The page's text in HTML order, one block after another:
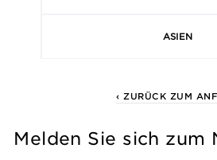
ASIEN
‹ ZURÜCK ZUM
Melden Sie sich zum